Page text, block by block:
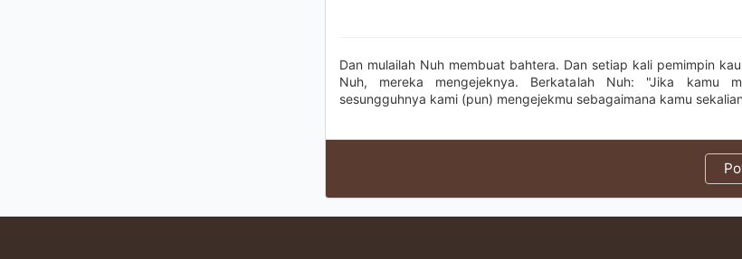
Dan mulailah Nuh membuat bahtera. Dan setiap kali pemimpin
Nuh, mereka mengejeknya. Berkatalah Nuh: "Jika kamu
sesungguhnya kami (pun) mengejekmu sebagaimana kamu